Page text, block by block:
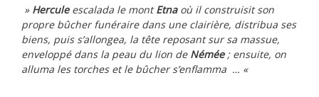
» Herculeescalada le montEtnaoù il construisit son
propre bûcher funéraire dans une clairière, distribua ses
biens, puis s’allongea, la tête reposant sur sa massue,
enveloppé dans la peau du lion de Némée; ensuite, on
alluma les torches et le bûcher s’enflamma … «